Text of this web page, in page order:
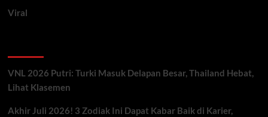
Viral
VNL 2026 Putri: Turki Masuk Delapan Besar, Thailand Hebat,
Lihat Klasemen
Akhir Juli 2026! 3 Zodiak Ini Dapat Kabar Baik di Karier,